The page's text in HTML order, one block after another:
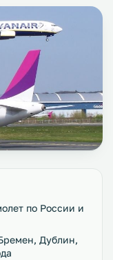
по России и
Дублин,